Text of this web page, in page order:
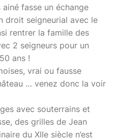
ainé fasse un échange
droit seigneurial avec le
rentrer la famille des
2 seigneurs pour un
ans !
vrai ou fausse
… venez donc la voir
avec souterrains et
des grilles de Jean
du XIIe siècle n’est